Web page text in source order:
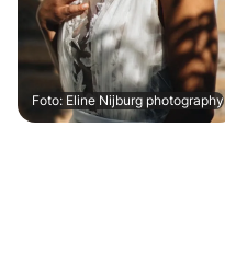
Foto: Eline Nijburg photography